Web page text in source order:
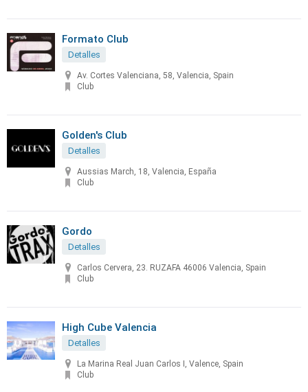
Formato Club
Detalles
Av. Cortes Valenciana, 58, Valencia, Spain
Club
Golden's Club
Detalles
Aussias March, 18, Valencia, España
Club
Gordo
Detalles
Carlos Cervera, 23. RUZAFA 46006 Valencia, Spain
Club
High Cube Valencia
Detalles
La Marina Real Juan Carlos I, Valence, Spain
Club